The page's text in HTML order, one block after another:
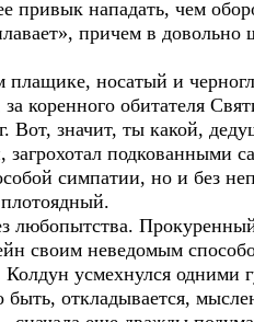
привык нападать, чем
причем в
носатый и
коренного обитателя
Вот, значит, ты какой,
подкованными
симпатии, но и без
любопытства.
своим неведомым
усмехнулся одними
откладывается,